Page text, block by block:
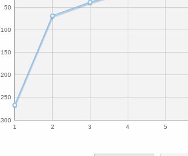
1 2 3 4 5
50
100
150
200
250
300